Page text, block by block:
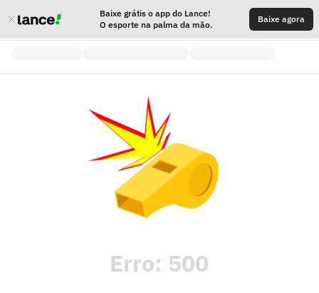
Baixe grátis o app do Lance!
O esporte na palma da mão.
Baixe agora
Erro: 500